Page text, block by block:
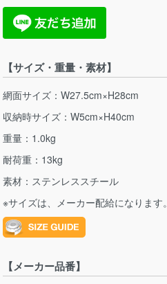
【サイズ・重量・素材】
網面サイズ：W27.5cm×H28cm
収納時サイズ：W5cm×H40cm
重量：1.0kg
耐荷重：13kg
素材：ステンレススチール
※サイズは、メーカー配給になります。
【メーカー品番】